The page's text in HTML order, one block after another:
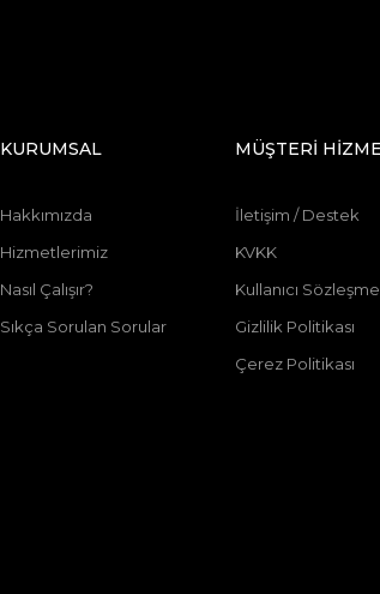
KURUMSAL
Hakkımızda
Hizmetlerimiz
Nasıl Çalışır?
Sıkça Sorulan Sorular
MÜŞTERİ
İletişim / Destek
KVKK
Kullanıcı
Gizlilik Politikası
Çerez Politikası